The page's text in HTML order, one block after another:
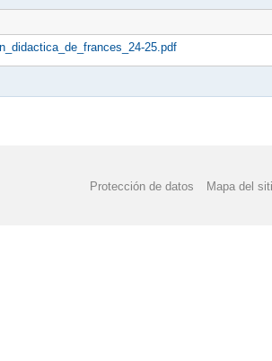
25.pdf
Protección de datos Mapa del